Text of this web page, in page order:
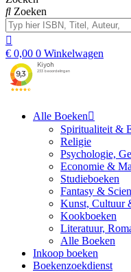
Zoeken
€ 0,00 0 Winkelwagen
Alle Boeken
Spiritualiteit &
Religie
Psychologie,
Economie &
Studieboeken
Fantasy &
Kunst, Cultuur
Kookboeken
Literatuur,
Alle Boeken
Inkoop boeken
Boekenzoekdienst